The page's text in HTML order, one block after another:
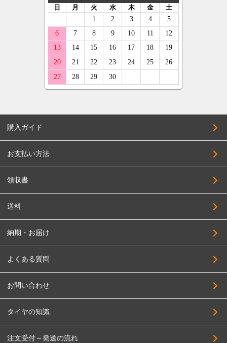
購入ガイド
お支払い方法
領収書
送料
納期・お届け
よくある質問
お問い合わせ
タイヤの知識
注文受付～発送の流れ